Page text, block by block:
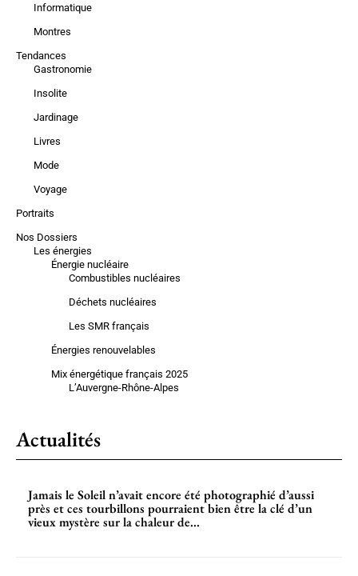
Informatique
Montres
Tendances
Gastronomie
Insolite
Jardinage
Livres
Mode
Voyage
Portraits
Nos Dossiers
Les énergies
Énergie nucléaire
Combustibles nucléaires
Déchets nucléaires
Les SMR français
Énergies renouvelables
Mix énergétique français 2025
L’Auvergne-Rhône-Alpes
Actualités
Jamais le Soleil n’avait encore été photographié d’aussi
près et ces tourbillons pourraient bien être la clé d’un
vieux mystère sur la chaleur de...